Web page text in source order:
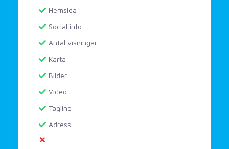
Hemsida
Social info
Antal visningar
Karta
Bilder
Video
Tagline
Adress